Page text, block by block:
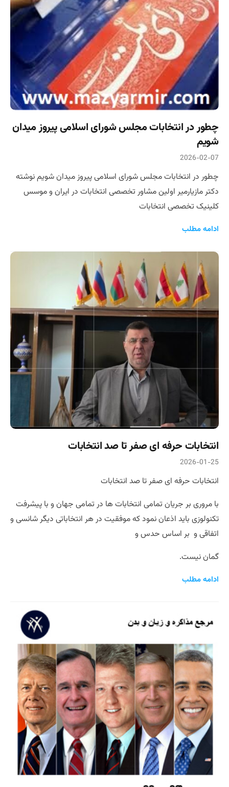
چطور در انتخابات مجلس شورای اسلامی پیروز میدان
شویم
2026-02-07
چطور در انتخابات مجلس شورای اسلامی پیروز میدان شویم نوشته
دکتر مازیارمیر اولین مشاور تخصصی انتخابات در ایران و موسس
کلینیک تخصصی انتخابات
ادامه مطلب
انتخابات حرفه ای صفر تا صد انتخابات
2026-01-25
انتخابات حرفه ای صفر تا صد انتخابات
با مروری بر جریان تمامی انتخابات ها در تمامی جهان و با پیشرفت
تکنولوزی باید اذعان نمود که موفقیت در هر انتخاباتی دیگر شانسی و
اتفاقی و بر اساس حدس و
گمان نیست.
ادامه مطلب